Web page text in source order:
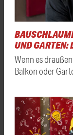
UND GARTEN:
Wenn es
Balkon oder